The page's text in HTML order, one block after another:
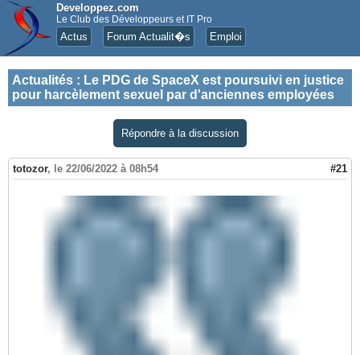
Developpez.com
Le Club des Développeurs et IT Pro
Actus Forum Actualit�s Emploi
Actualités : Le PDG de SpaceX est poursuivi en justice
pour harcèlement sexuel par d'anciennes employées
Répondre à la discussion
totozor, le 22/06/2022 à 08h54 #21